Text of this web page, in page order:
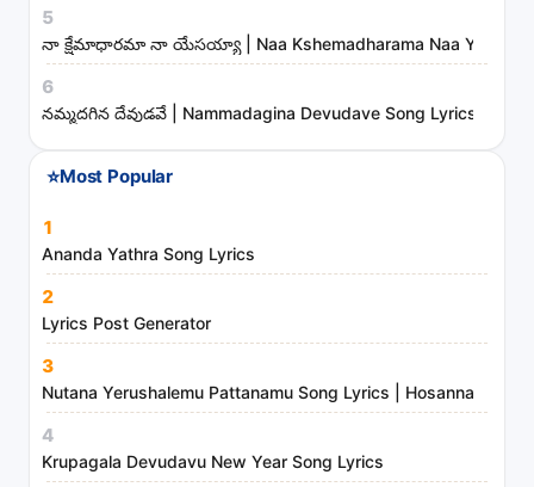
t
s
d
m
i
s
t
r
i
e
5
నా క్షేమాధారమా నా యేసయ్యా | Naa Kshemadharama Naa Yesayya
6
నమ్మదగిన దేవుడవే | Nammadagina Devudave Song Lyrics
⭐Most Popular
1
Ananda Yathra Song Lyrics
2
Lyrics Post Generator
3
Nutana Yerushalemu Pattanamu Song Lyrics | Hosanna
4
Krupagala Devudavu New Year Song Lyrics